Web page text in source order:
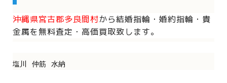
沖縄県宮古郡多良間村から結婚指輪・婚約指輪・貴
金属を無料査定・高価買取致します。
塩川 仲筋 水納